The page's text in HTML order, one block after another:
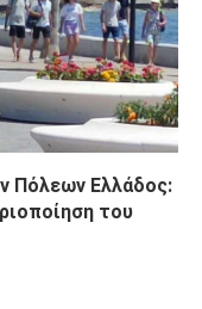
Πόλεων Ελλάδος:
του